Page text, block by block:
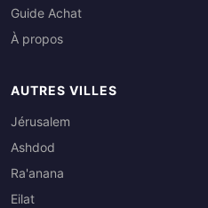
Guide Achat
À propos
AUTRES VILLES
Jérusalem
Ashdod
Ra'anana
Eilat